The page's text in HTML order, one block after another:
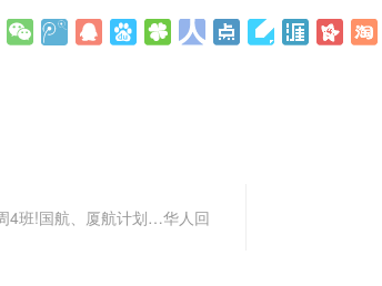
4班!国航、厦航计划…华人回